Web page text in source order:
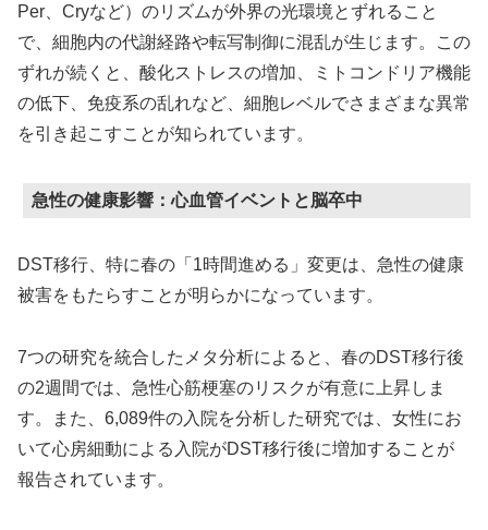
Per、Cryなど）のリズムが外界の光環境とずれること
で、細胞内の代謝経路や転写制御に混乱が生じます。この
ずれが続くと、酸化ストレスの増加、ミトコンドリア機能
の低下、免疫系の乱れなど、細胞レベルでさまざまな異常
を引き起こすことが知られています。
急性の健康影響：心血管イベントと脳卒中
DST移行、特に春の「1時間進める」変更は、急性の健康
被害をもたらすことが明らかになっています。
7つの研究を統合したメタ分析によると、春のDST移行後
の2週間では、急性心筋梗塞のリスクが有意に上昇しま
す。また、6,089件の入院を分析した研究では、女性にお
いて心房細動による入院がDST移行後に増加することが
報告されています。